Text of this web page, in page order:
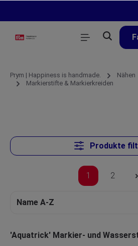
Prym | Happiness is handmade. Nähen
Markierstifte & Markierkreiden
Produkte
1 2
'Aquatrick' Markier- und